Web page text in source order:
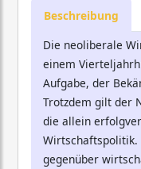
Beschreibung
Die neoliberale
einem
Aufgabe, der
Trotzdem gilt der
die allein
Wirtschaftspolitik.
gegenüber